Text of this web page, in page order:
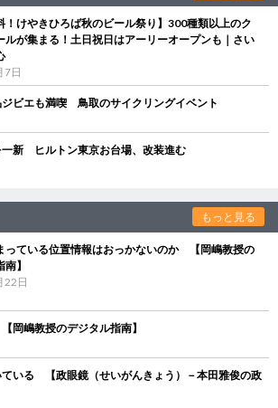
！けやきひろば秋のビール祭り】300種類以上のク
ルが集まる！土日祝日はアーリーオープンも｜さい
7日
ジビエも満喫 鳥取のサイクリングイベント
一新 ヒルトン東京お台場、改装進む
もっと見る
っている位置情報はおっかないのか 【岡嶋教授の
】
22日
岡嶋教授のデジタル指南】
ている 【政眼鏡（せいがんきょう）－本田雅俊の政